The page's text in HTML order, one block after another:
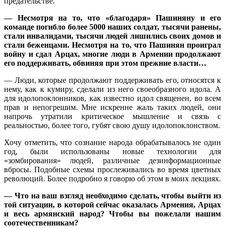
— Несмотря на то, что «благодаря» Пашиняну и его
команде погибло более 5000 наших солдат, тысячи ранены,
стали инвалидами, тысячи людей лишились своих домов и
стали беженцами. Несмотря на то, что Пашинян проиграл
войну и сдал Арцах, многие люди в Армении продолжают
его поддерживать, обвиняя при этом прежние власти…
— Люди, которые продолжают поддерживать его, относятся к
нему, как к кумиру, сделали из него своеобразного идола. А
для идолопоклонников, как известно идол священен, во всем
прав и непогрешим. Мне искренне жаль таких людей, они
напрочь утратили критическое мышление и связь с
реальностью, более того, губят свою душу идолопоклонством.
Хочу отметить, что сознание народа обрабатывалось не один
год, были использованы новые технологии для
«зомбирования» людей, различные дезинформационные
вбросы. Подобные схемы прослеживались во время цветных
революций. Более подробно я говорю об этом в моих лекциях.
— Что на ваш взгляд необходимо сделать, чтобы выйти из
той ситуации, в которой сейчас оказалась Армения, Арцах
и весь армянский народ? Чтобы вы пожелали нашим
соотечественникам?